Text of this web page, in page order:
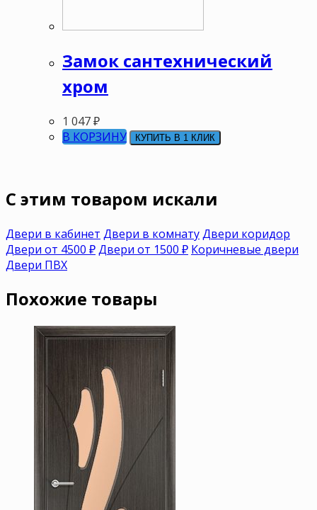
Замок сантехнический
хром
1 047₽
В КОРЗИНУ
КУПИТЬ В 1 КЛИК
C этим товаром искали
Двери в кабинет Двери в комнатуДвери коридор
Двери от 4500 ₽Двери от 1500 ₽ Коричневые двери
Двери ПВХ
Похожие товары